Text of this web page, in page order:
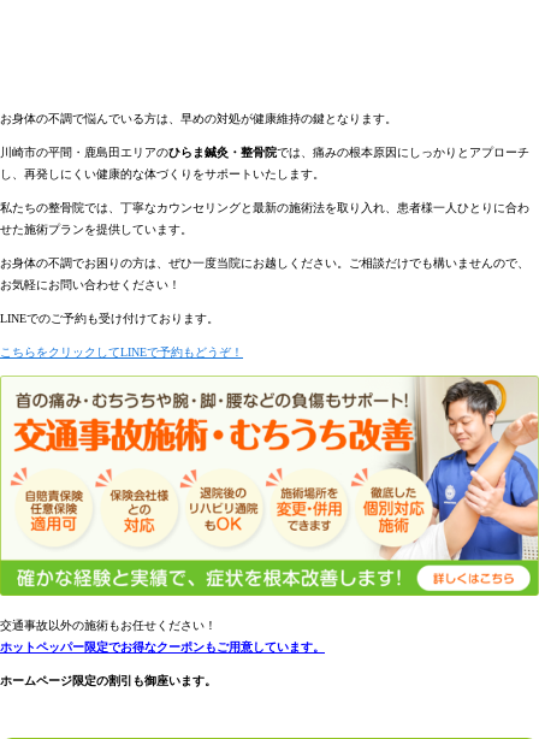
お身体の不調で悩んでいる方は、早めの対処が健康維持の鍵となります。
川崎市の平間・鹿島田エリアのひらま鍼灸・整骨院では、痛みの根本原因にしっかりとアプローチ
し、再発しにくい健康的な体づくりをサポートいたします。
私たちの整骨院では、 丁寧なカウンセリングと最新の施術法を取り入れ、患者様一人ひとりに合わ
せた施術プランを提供しています。
お身体の不調でお困りの方は、ぜひ一度当院にお越しください。ご相談だけでも構いませんので、
お気軽にお問い合わせください！
LINEでのご予約も受け付けております。
こちらをクリックしてLINEで予約もどうぞ！
交通事故以外の施術もお任せください！
ホットペッパー限定でお得なクーポンもご用意しています。
ホームページ限定の割引も御座います。